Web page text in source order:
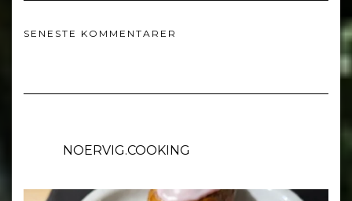
SENESTE KOMMENTARER
NOERVIG.COOKING